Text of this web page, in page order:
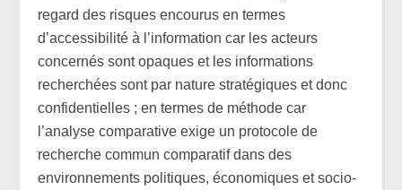
regard des risques encourus en termes
d’accessibilité à l’information car les acteurs
concernés sont opaques et les informations
recherchées sont par nature stratégiques et donc
confidentielles ; en termes de méthode car
l’analyse comparative exige un protocole de
recherche commun comparatif dans des
environnements politiques, économiques et socio-